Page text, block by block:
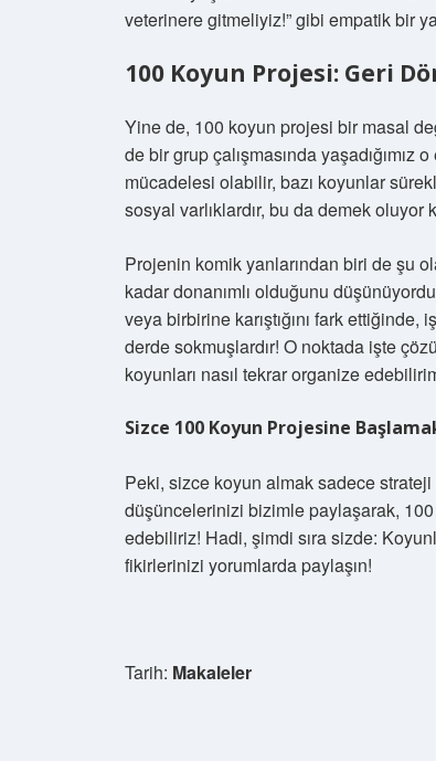
veterinere gitmeliyiz!” gibi empatik bir
100 Koyun Projesi: Geri
Yine de, 100 koyun projesi bir masal
de bir grup çalışmasında
mücadelesi olabilir, bazı koyunlar
sosyal varlıklardır, bu da demek oluyor
Projenin komik yanlarından biri de şu
kadar donanımlı olduğunu
veya birbirine karıştığını fark
derde sokmuşlardır! O noktada işte
koyunları nasıl tekrar organize
Sizce 100 Koyun Projesine
Peki, sizce koyun almak sadece
düşüncelerinizi bizimle paylaşarak,
edebiliriz! Hadi, şimdi sıra sizde:
fikirlerinizi yorumlarda paylaşın!
Tarih: Makaleler